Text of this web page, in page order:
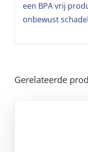
een BPA vrij
onbewust
Gerelateerde